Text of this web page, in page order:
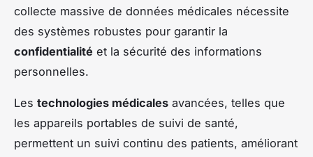
collecte massive de données médicales nécessite
des systèmes robustes pour garantir la
confidentialité et la sécurité des informations
personnelles.
Les technologies médicales avancées, telles que
les appareils portables de suivi de santé,
permettent un suivi continu des patients, améliorant